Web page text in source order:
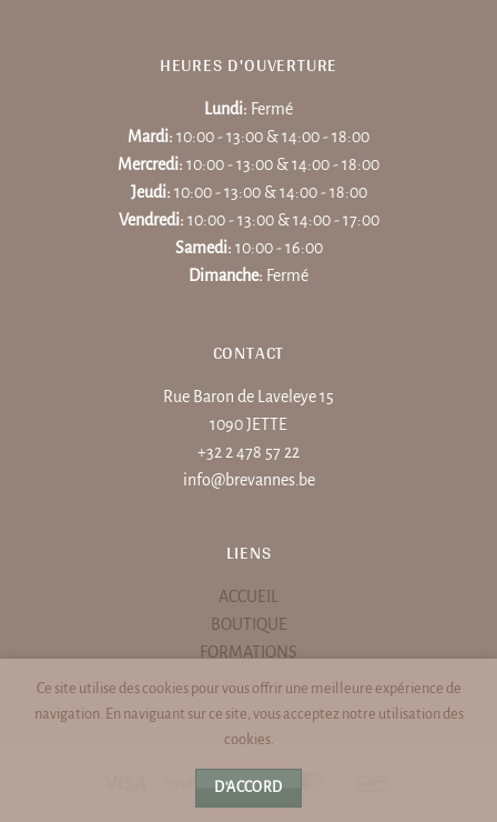
HEURES D'OUVERTURE
Lundi: Fermé
Mardi: 10:00 - 13:00 & 14:00 - 18:00
Mercredi: 10:00 - 13:00 & 14:00 - 18:00
Jeudi: 10:00 - 13:00 & 14:00 - 18:00
Vendredi: 10:00 - 13:00 & 14:00 - 17:00
Samedi: 10:00 - 16:00
Dimanche: Fermé
CONTACT
Rue Baron de Laveleye 15
1090 JETTE
+32 2 478 57 22
info@brevannes.be
LIENS
ACCUEIL
BOUTIQUE
FORMATIONS
PROMOTIONS
PayPal Stripe
Ce site utilise des cookies pour vous offrir une meilleure expérience de
navigation. En naviguant sur ce site, vous acceptez notre utilisation des
cookies.
D'ACCORD